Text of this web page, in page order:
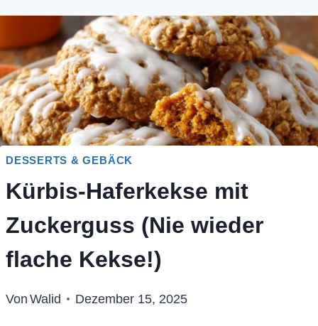
DESSERTS & GEBÄCK
Kürbis-Haferkekse mit
Zuckerguss (Nie wieder
flache Kekse!)
Von Walid Dezember 15, 2025